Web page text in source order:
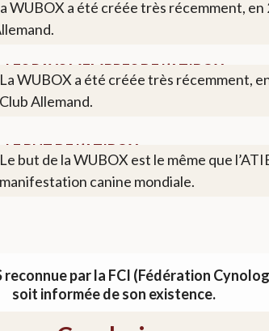
WUBOX a été créée très récemment,
LES PAYS MEMBRES DE L’ATIBOX
La WUBOX a été créée très récemment,
Club Allemand.
LE BUT DE L’ATIBOX
Le but de la WUBOX est le même que
manifestation canine mondiale.
reconnue par la FCI (Fédération
soit informée de son existence.